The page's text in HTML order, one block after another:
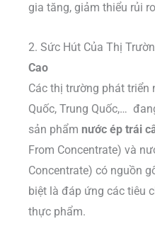
gia tăng, giảm thiểu rủi
2. Sức Hút Của Thị
Cao
Các thị trường phát triển
Quốc, Trung Quốc,…
sản phẩm nước ép trái
From Concentrate) và
Concentrate) có nguồn
biệt là đáp ứng các tiêu
thực phẩm.